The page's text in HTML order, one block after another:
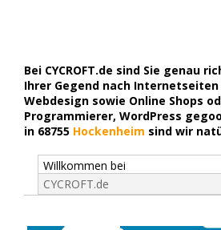
Bei CYCROFT.de sind Sie genau
Ihrer Gegend nach
Webdesign sowie Online Shops
Programmierer, WordPress
in 68755 Hockenheim sind wir
Willkommen bei
CYCROFT.de